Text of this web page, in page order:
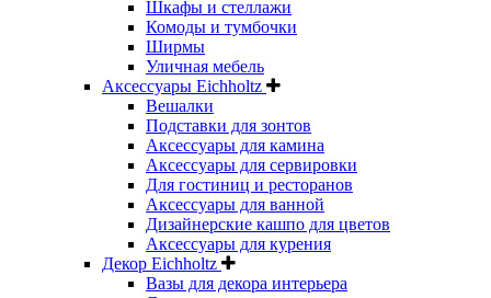
Шкафы и стеллажи
Комоды и тумбочки
Ширмы
Уличная мебель
Аксессуары Eichholtz
Вешалки
Подставки для зонтов
Аксессуары для камина
Аксессуары для сервировки
Для гостиниц и ресторанов
Аксессуары для ванной
Дизайнерские кашпо для цветов
Аксессуары для курения
Декор Eichholtz
Вазы для декора интерьера